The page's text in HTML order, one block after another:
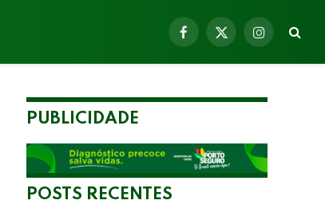
Facebook
X
Instagram
PUBLICIDADE
POSTS RECENTES